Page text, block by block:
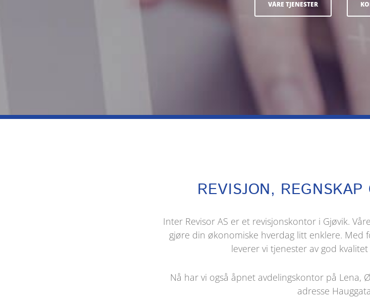
VÅRE TJENESTER
REVISJON,
Inter Revisor AS er et revisjonskontor i Gjøvik.
gjøre din økonomiske hverdag litt enklere. Med
leverer vi tjenester av god
Nå har vi også åpnet avdelingskontor på Lena,
adresse